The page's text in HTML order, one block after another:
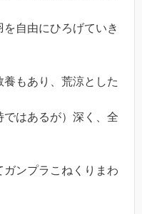
自由にひろげていき
もあり、荒涼とした
はあるが）深く、全
ンプラこねくりまわ